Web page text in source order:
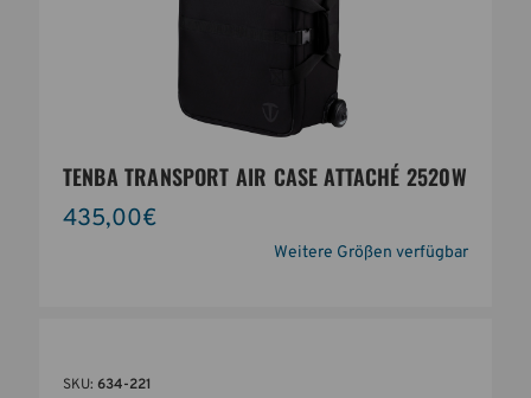
TENBA TRANSPORT AIR CASE ATTACHÉ 2520W
435,00€
Weitere Größen verfügbar
SKU: 634-221